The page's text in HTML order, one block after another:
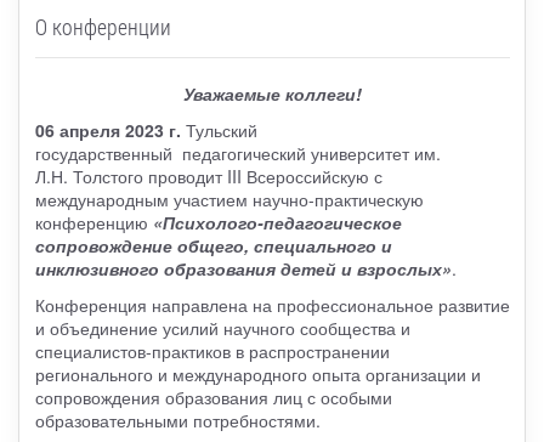
О конференции
Уважаемые коллеги!
06 апреля 2023 г. Тульский
государственный педагогический университет им.
Л.Н. Толстого проводит III Всероссийскую с
международным участием научно-практическую
конференцию «Психолого-педагогическое
сопровождение общего, специального и
инклюзивного образования детей и взрослых».
Конференция направлена на профессиональное развитие
и объединение усилий научного сообщества и
специалистов-практиков в распространении
регионального и международного опыта организации и
сопровождения образования лиц с особыми
образовательными потребностями.